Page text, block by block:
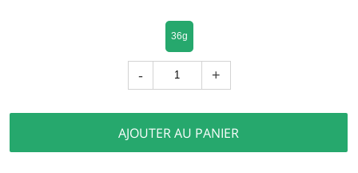
36g
- +
AJOUTER AU PANIER